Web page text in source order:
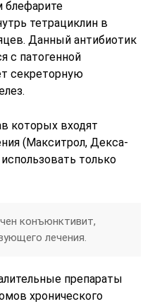
блефарите
тетрациклин в
Данный антибиотик
с патогенной
секреторную
которых входят
(Макситрол, Декса-
только
конъюнктивит,
лечения.
препараты
хронического